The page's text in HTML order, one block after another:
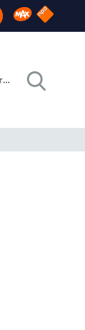
Omroep MAX
NPO
Registreren